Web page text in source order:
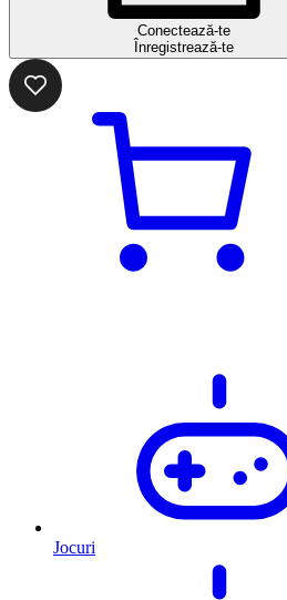
Conectează-te
Înregistrează-te
Jocuri